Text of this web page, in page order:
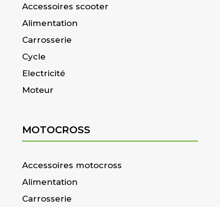
Accessoires scooter
Alimentation
Carrosserie
Cycle
Electricité
Moteur
MOTOCROSS
Accessoires motocross
Alimentation
Carrosserie